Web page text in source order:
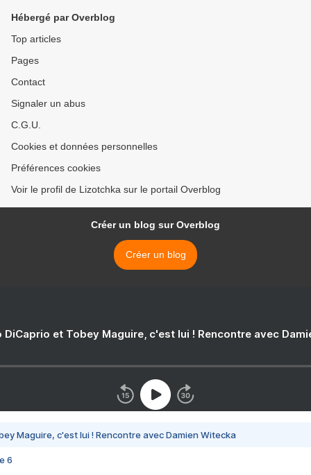
Hébergé par Overblog
Top articles
Pages
Contact
Signaler un abus
C.G.U.
Cookies et données personnelles
Préférences cookies
Voir le profil de Lizotchka sur le portail Overblog
Créer un blog sur Overblog
Créer un blog
DiCaprio et Tobey Maguire, c'est lui ! Rencontre avec
Maguire, c'est lui ! Rencontre avec Damien Witecka
6